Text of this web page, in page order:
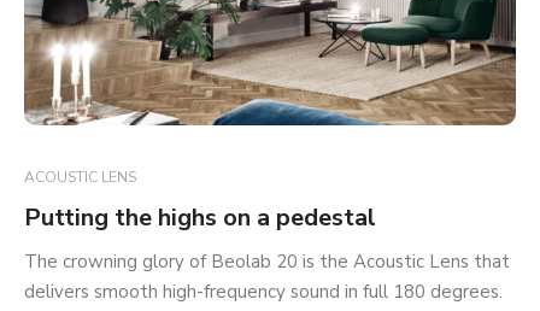
ACOUSTIC LENS
Putting the highs on a pedestal
The crowning glory of Beolab 20 is the Acoustic Lens that
delivers smooth high-frequency sound in full 180 degrees.